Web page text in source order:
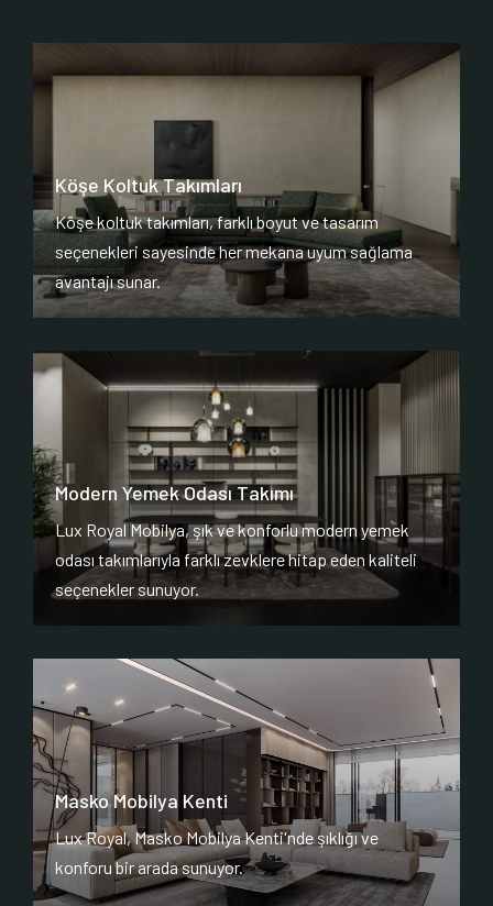
Köşe Koltuk Takımları
Köşe koltuk takımları, farklı boyut ve tasarım
seçenekleri sayesinde her mekana uyum sağlama
avantajı sunar.
Modern Yemek Odası Takımı
Lux Royal Mobilya, şık ve konforlu modern yemek
odası takımlarıyla farklı zevklere hitap eden kaliteli
seçenekler sunuyor.
Masko Mobilya Kenti
Lux Royal, Masko Mobilya Kenti'nde şıklığı ve
konforu bir arada sunuyor.